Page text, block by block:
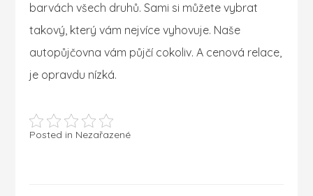
barvách všech druhů. Sami si můžete vybrat
takový, který vám nejvíce vyhovuje. Naše
autopůjčovna vám půjčí cokoliv. A cenová relace,
je opravdu nízká.
Posted in Nezařazené